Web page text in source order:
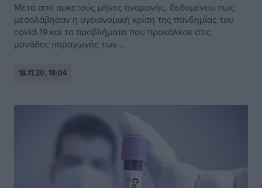
Μετά από αρκετούς μήνες αναμονής, δεδομένου πως
μεσολάβησαν η υγειονομική κρίση της πανδημίας του
covid-19 και τα προβλήματα που προκάλεσε στις
μονάδες παραγωγής των ...
18.11.20, 18:04